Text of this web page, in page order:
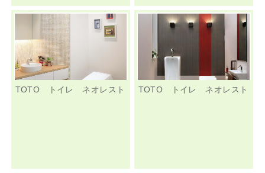
TOTO トイレ ネオレスト TOTO トイレ ネオレスト